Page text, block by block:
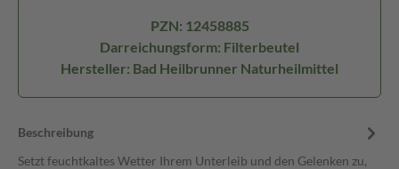
PZN: 12458885
Darreichungsform: Filterbeutel
Hersteller: Bad Heilbrunner Naturheilmittel
Beschreibung
Setzt feuchtkaltes Wetter Ihrem Unterleib und den Gelenken zu,